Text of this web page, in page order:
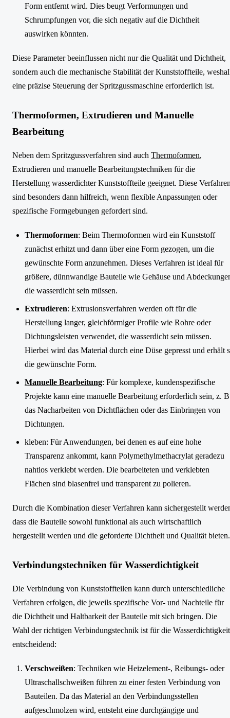
Form entfernt wird. Dies beugt Verformungen und
Schrumpfungen vor, die sich negativ auf die Dichtheit
auswirken könnten.
Diese Parameter beeinflussen nicht nur die Qualität und Dichtheit,
sondern auch die mechanische Stabilität der Kunststoffteile,
eine präzise Steuerung der Spritzgussmaschine erforderlich ist.
Thermoformen, Extrudieren und Manuelle
Bearbeitung
Neben dem Spritzgussverfahren sind auch Thermoformen,
Extrudieren und manuelle Bearbeitungstechniken für die
Herstellung wasserdichter Kunststoffteile geeignet. Diese
sind besonders dann hilfreich, wenn flexible Anpassungen oder
spezifische Formgebungen gefordert sind.
Thermoformen: Beim Thermoformen wird ein Kunststoff
zunächst erhitzt und dann über eine Form gezogen, um die
gewünschte Form anzunehmen. Dieses Verfahren ist ideal für
größere, dünnwandige Bauteile wie Gehäuse und
die wasserdicht sein müssen.
Extrudieren: Extrusionsverfahren werden oft für die
Herstellung langer, gleichförmiger Profile wie Rohre oder
Dichtungsleisten verwendet, die wasserdicht sein müssen.
Hierbei wird das Material durch eine Düse gepresst und erhält
die gewünschte Form.
Manuelle Bearbeitung: Für komplexe, kundenspezifische
Projekte kann eine manuelle Bearbeitung erforderlich sein, z.
das Nacharbeiten von Dichtflächen oder das Einbringen von
Dichtungen.
kleben: Für Anwendungen, bei denen es auf eine hohe
Transparenz ankommt, kann Polymethylmethacrylat geradezu
nahtlos verklebt werden. Die bearbeiteten und verklebten
Flächen sind blasenfrei und transparent zu polieren.
Durch die Kombination dieser Verfahren kann sichergestellt
dass die Bauteile sowohl funktional als auch wirtschaftlich
hergestellt werden und die geforderte Dichtheit und Qualität bieten.
Verbindungstechniken für Wasserdichtigkeit
Die Verbindung von Kunststoffteilen kann durch unterschiedliche
Verfahren erfolgen, die jeweils spezifische Vor- und Nachteile für
die Dichtheit und Haltbarkeit der Bauteile mit sich bringen. Die
Wahl der richtigen Verbindungstechnik ist für die Wasserdichtigkeit
entscheidend:
Verschweißen: Techniken wie Heizelement-, Reibungs- oder
Ultraschallschweißen führen zu einer festen Verbindung von
Bauteilen. Da das Material an den Verbindungsstellen
aufgeschmolzen wird, entsteht eine durchgängige und